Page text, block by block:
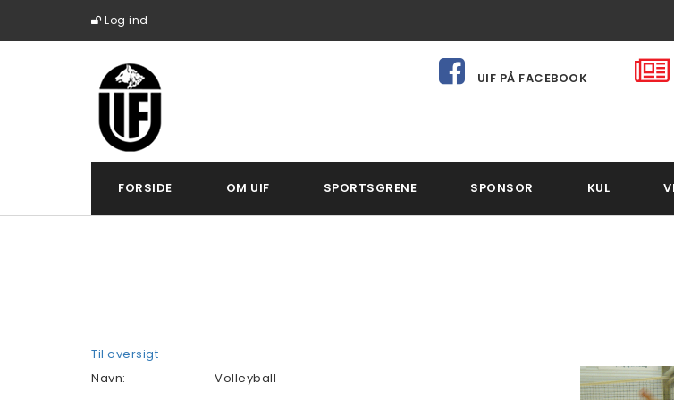
Log ind
UIF PÅ FACEBOOK
FORSIDE OM UIF SPORTSGRENE SPONSOR KUL
Til oversigt
Navn:
Volleyball